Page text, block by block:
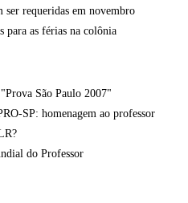
ser requeridas em novembro
para as férias na colônia
São Paulo 2007"
SP: homenagem ao professor
do Professor